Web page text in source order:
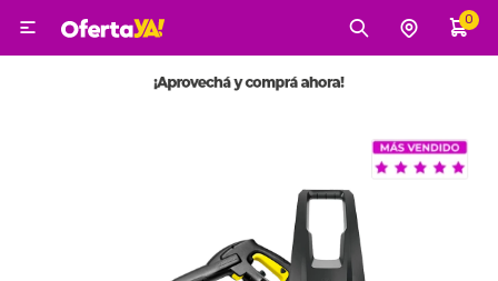
0
 MI CUENTA
Tecnología